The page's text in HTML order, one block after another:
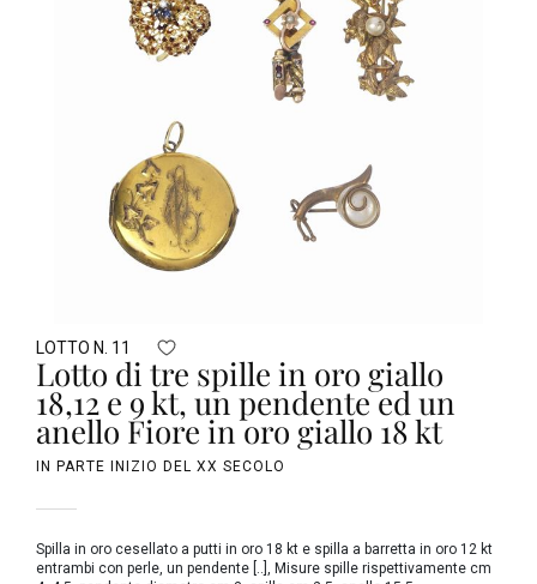
LOTTO N. 11
Lotto di tre spille in oro giallo
18,12 e 9 kt, un pendente ed un
anello Fiore in oro giallo 18 kt
IN PARTE INIZIO DEL XX SECOLO
Spilla in oro cesellato a putti in oro 18 kt e spilla a barretta in oro 12 kt
entrambi con perle, un pendente [..], Misure spille rispettivamente cm